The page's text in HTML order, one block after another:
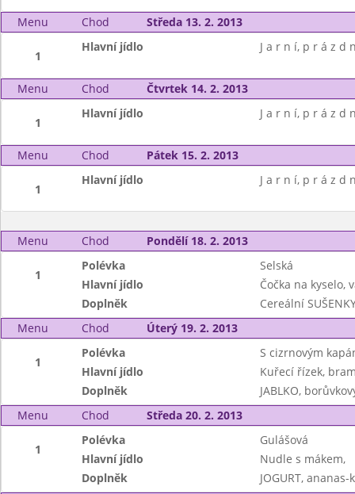
Menu Chod Středa 13. 2. 2013
1
Hlavní jídlo J a r n í, p r á z d
Menu Chod Čtvrtek 14. 2. 2013
1
Hlavní jídlo J a r n í, p r á z d
Menu Chod Pátek 15. 2. 2013
1
Hlavní jídlo J a r n í, p r á z d
Menu Chod Pondělí 18. 2. 2013
1
Polévka
Selská
Hlavní jídlo
Čočka na kyselo,
Doplněk
Cereální
Menu
Chod Úterý 19. 2. 2013
1
Polévka
S cizrnovým
Hlavní jídlo
Kuřecí řízek,
Doplněk
JABLKO,
Menu
Chod Středa 20. 2. 2013
1
Polévka
Gulášová
Hlavní jídlo
Nudle s mákem,
Doplněk
JOGURT,